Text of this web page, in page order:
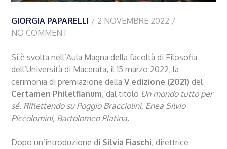
GIORGIA PAPARELLI
2 NOVEMBRE 2022
NO COMMENT
Si è svolta nell’Aula Magna della facoltà di Filosofia
dell’Università di Macerata, il 15 marzo 2022, la
cerimonia di premiazione dellaV edizione (2021) del
Certamen Philelfianum, dal titolo Un mondo tutto per
sé. Riflettendo su Poggio Bracciolini, Enea Silvio
Piccolomini, Bartolomeo Platina.
Dopo un’introduzione di Silvia Fiaschi, direttrice